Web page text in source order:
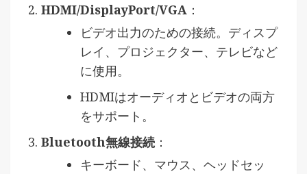
HDMI/DisplayPort/VGA ：
ビデオ出力のための接続。ディスプ
レイ、プロジェクター、テレビなど
に使用。
HDMIはオーディオとビデオの両方
をサポート。
Bluetooth無線接続 ：
キーボード、マウス、ヘッドセッ